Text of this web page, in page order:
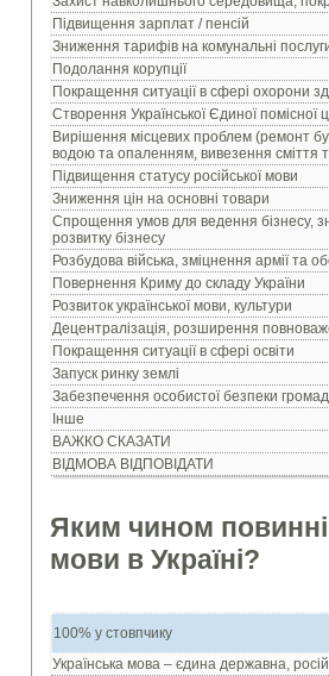
Підвищення зарплат / пенсій
Зниження тарифів на комунальні
Подолання корупції
Покращення ситуації в сфері охорони
Створення Української Єдиної помісної
Вирішення місцевих проблем (ремонт
водою та опаленням, вивезення сміття
Підвищення статусу російської мови
Зниження цін на основні товари
Спрощення умов для ведення бізнесу,
розвитку бізнесу
Розбудова війська, зміцнення армії та
Повернення Криму до складу України
Розвиток української мови, культури
Децентралізація, розширення
Покращення ситуації в сфері освіти
Запуск ринку землі
Забезпечення особистої безпеки
Інше
ВАЖКО СКАЗАТИ
ВІДМОВА ВІДПОВІДАТИ
Яким чином повинні
мови в Україні?
100% у стовпчику
Українська мова – єдина державна,